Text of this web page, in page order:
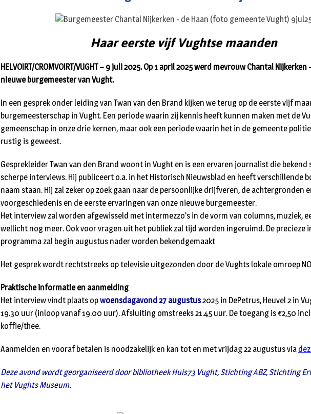
Haar eerste vijf Vughtse maanden
HELVOIRT/CROMVOIRT/VUGHT – 9 juli 2025. Op 1 april 2025 werd mevrouw Chantal Nijkerken
nieuwe burgemeester van Vught.
In een gesprek onder leiding van Twan van den Brand kijken we terug op de eerste vijf
burgemeesterschap in Vught. Een periode waarin zij kennis heeft kunnen maken met de
gemeenschap in onze drie kernen, maar ook een periode waarin het in de gemeente
rustig is geweest.
Gesprekleider Twan van den Brand woont in Vught en is een ervaren journalist die bekend
scherpe interviews. Hij publiceert o.a. in het Historisch Nieuwsblad en heeft verschillende
naam staan. Hij zal zeker op zoek gaan naar de persoonlijke drijfveren, de achtergronden
voorgeschiedenis en de eerste ervaringen van onze nieuwe burgemeester.
Het interview zal worden afgewisseld met intermezzo’s in de vorm van columns, muziek,
wellicht nog meer. Ook voor vragen uit het publiek zal tijd worden ingeruimd. De precieze
programma zal begin augustus nader worden bekendgemaakt
Het gesprek wordt rechtstreeks op televisie uitgezonden door de Vughts lokale omroep
Praktische informatie en aanmelding
Het interview vindt plaats opwoensdagavond 27 augustus2025 in DePetrus, Heuvel 2 in
19.30 uur (inloop vanaf 19.00 uur). Afsluiting omstreeks 21.45 uur. De toegang is €2,50
koffie/thee.
Aanmelden en vooraf betalen is noodzakelijk en kan tot en met vrijdag 22 augustus via
Deze avond wordt georganiseerd door bibliotheek Huis73 Vught, Stichting ABZ, Stichting
het Vughts Museum.